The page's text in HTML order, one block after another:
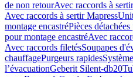
de non retourAvec raccords à
Avec raccords à sertir Mapress
montage encastréPièces
pour montage encastréAvec
Avec raccords filetésSoupapes
chauffagePurgeurs rapides
l’évacuationGeberit Silent-db20